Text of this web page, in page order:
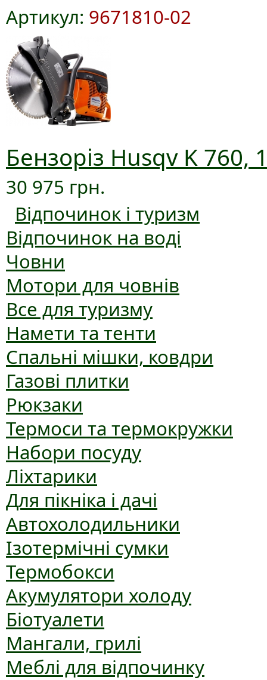
Артикул: 9671810-02
Бензоріз Husqv K 760,
30 975 грн.
Відпочинок і туризм
Відпочинок на воді
Човни
Мотори для човнів
Все для туризму
Намети та тенти
Спальні мішки, ковдри
Газові плитки
Рюкзаки
Термоси та термокружки
Набори посуду
Ліхтарики
Для пікніка і дачі
Автохолодильники
Ізотермічні сумки
Термобокси
Акумулятори холоду
Біотуалети
Мангали, грилі
Меблі для відпочинку